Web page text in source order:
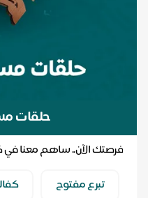
حلقات
فرصتك الآن.. ساهم معنا في
تبرع مفتوح
كفالة